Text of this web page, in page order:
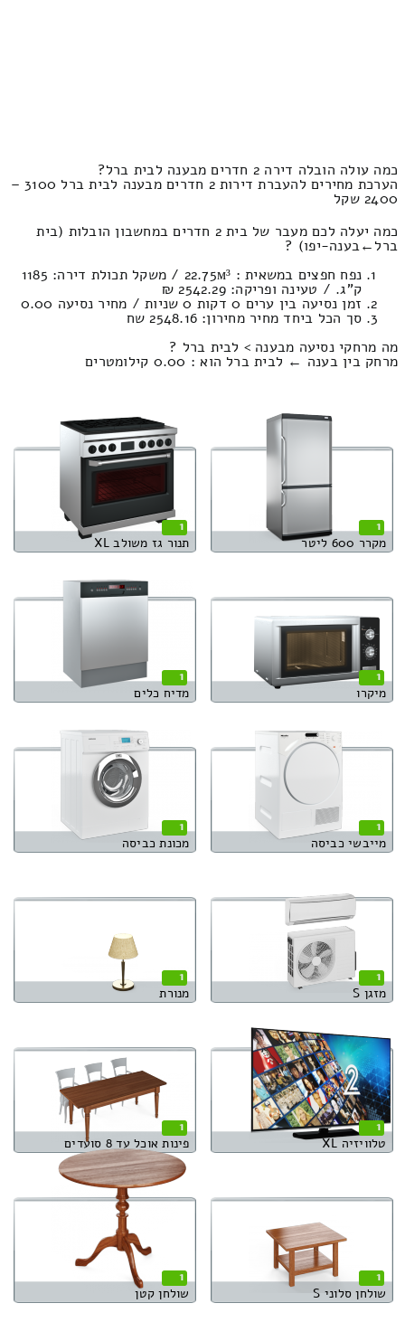
כמה עולה הובלה דירה 2 חדרים מבענה לבית ברל?
הערכת מחירים להעברת דירות 2 חדרים מבענה לבית ברל 3100 –
2400 שקל
כמה יעלה לכם מעבר של בית 2 חדרים במחשבון הובלות (בית
ברל‎←‏בענה-יפו) ?
נפח חפצים במשאית : 22.75м³ / משקל תכולת דירה: 1185
ק”ג. / טעינה ופריקה: 2542.29 ₪
זמן נסיעה בין ערים 0 דקות 0 שניות / מחיר נסיעה 0.00
סך הכל ביחד מחיר מחירון: 2548.16 שח
מה מרחקי נסיעה מבענה > לבית ברל ?
מרחק בין בענה ← לבית ברל הוא : 0.00 קילומטרים
1
מקרר 600 ליטר
1
תנור גז משולב XL
1
מיקרו
1
מדיח כלים
1
מייבשי כביסה
1
מכונת כביסה
1
מזגן S
1
מנורת
1
טלוויזיה XL
1
פינות אוכל עד 8 סועדים
1
שולחן סלוני S
1
שולחן קטן